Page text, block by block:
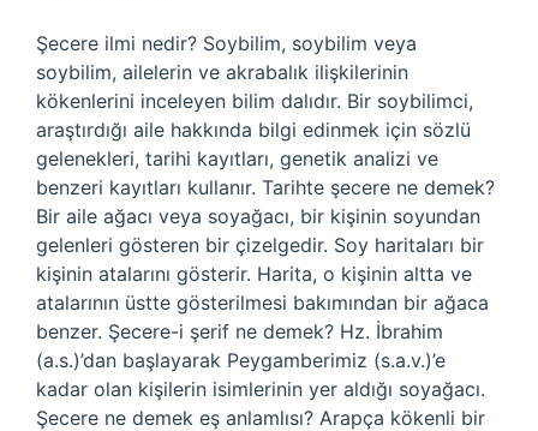
Şecere ilmi nedir? Soybilim, soybilim veya
soybilim, ailelerin ve akrabalık ilişkilerinin
kökenlerini inceleyen bilim dalıdır. Bir soybilimci,
araştırdığı aile hakkında bilgi edinmek için sözlü
gelenekleri, tarihi kayıtları, genetik analizi ve
benzeri kayıtları kullanır. Tarihte şecere ne demek?
Bir aile ağacı veya soyağacı, bir kişinin soyundan
gelenleri gösteren bir çizelgedir. Soy haritaları bir
kişinin atalarını gösterir. Harita, o kişinin altta ve
atalarının üstte gösterilmesi bakımından bir ağaca
benzer. Şecere-i şerif ne demek? Hz. İbrahim
(a.s.)’dan başlayarak Peygamberimiz (s.a.v.)’e
kadar olan kişilerin isimlerinin yer aldığı soyağacı.
Şecere ne demek eş anlamlısı? Arapça kökenli bir